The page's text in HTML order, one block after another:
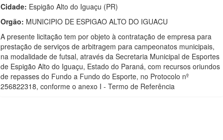
Cidade: Espigão Alto do Iguaçu (PR)
Orgão: MUNICIPIO DE ESPIGAO ALTO DO IGUACU
A presente licitação tem por objeto à contratação de empresa para
prestação de serviços de arbitragem para campeonatos municipais,
na modalidade de futsal, através da Secretaria Municipal de Esportes
de Espigão Alto do Iguaçu, Estado do Paraná, com recursos oriundos
de repasses do Fundo a Fundo do Esporte, no Protocolo nº
256822318, conforme o anexo I - Termo de Referência